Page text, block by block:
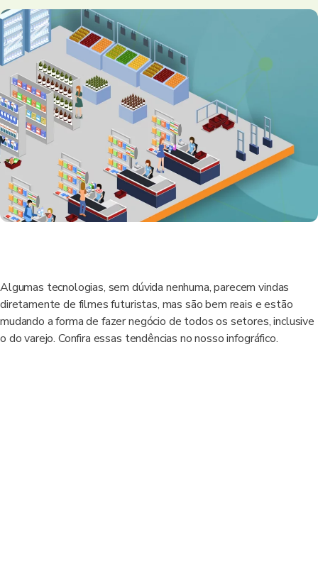
Algumas tecnologias, sem dúvida nenhuma, parecem vindas
diretamente de filmes futuristas, mas são bem reais e estão
mudando a forma de fazer negócio de todos os setores, inclusive
o do varejo. Confira essas tendências no nosso infográfico.